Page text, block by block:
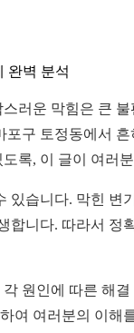
완벽 분석
러운 막힘은 큰
구 토정동에서
록, 이 글이 여러
습니다. 막힌
니다. 따라서
원인에 따른 해
여 여러분의 이